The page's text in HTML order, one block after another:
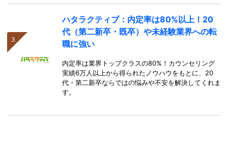
ハタラクティブ：内定率は80%以上！20
代（第二新卒・既卒）や未経験業界への転
職に強い
内定率は業界トップクラスの80%！カウンセリング
実績6万人以上から得られたノウハウをもとに、20
代・第二新卒ならではの悩みや不安を解決してくれま
す。